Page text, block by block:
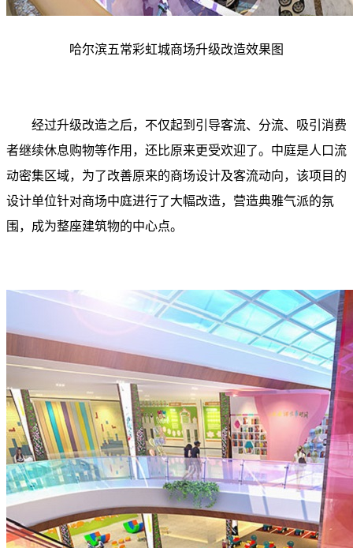
哈尔滨五常彩虹城商场升级改造效果图
经过升级改造之后，不仅起到引导客流、分流、吸引消费
者继续休息购物等作用，还比原来更受欢迎了。中庭是人口流
动密集区域，为了改善原来的商场设计及客流动向，该项目的
设计单位针对商场中庭进行了大幅改造，营造典雅气派的氛
围，成为整座建筑物的中心点。